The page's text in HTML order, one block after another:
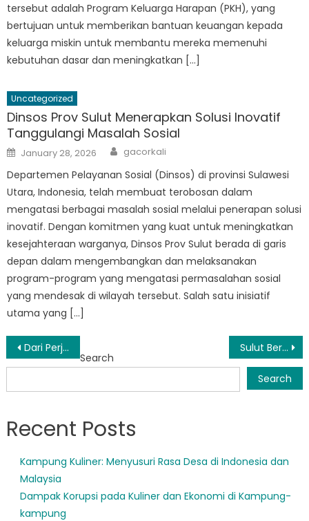
tersebut adalah Program Keluarga Harapan (PKH), yang
bertujuan untuk memberikan bantuan keuangan kepada
keluarga miskin untuk membantu mereka memenuhi
kebutuhan dasar dan meningkatkan […]
Uncategorized
Dinsos Prov Sulut Menerapkan Solusi Inovatif
Tanggulangi Masalah Sosial
Posted
on
January 28, 2026 Author
gacorkali
Departemen Pelayanan Sosial (Dinsos) di provinsi Sulawesi
Utara, Indonesia, telah membuat terobosan dalam
mengatasi berbagai masalah sosial melalui penerapan solusi
inovatif. Dengan komitmen yang kuat untuk meningkatkan
kesejahteraan warganya, Dinsos Prov Sulut berada di garis
depan dalam mengembangkan dan melaksanakan
program-program yang mengatasi permasalahan sosial
yang mendesak di wilayah tersebut. Salah satu inisiatif
utama yang […]
Post
navigation
Dari Perjuangan Menuju Kesuksesan: Kisah Pemulihan di Rehabilitasi Sosial Sulut Sulut Berkomitmen Mewujudkan Inklusi Sosial Bagi Penyandang Disabilitas: Langkah-Langkah Nyata yang Dilakukan
Search
Search
Recent Posts
Kampung Kuliner: Menyusuri Rasa Desa di Indonesia dan
Malaysia
Dampak Korupsi pada Kuliner dan Ekonomi di Kampung-
kampung